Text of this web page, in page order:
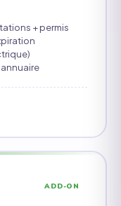
+ permis
annuaire
ADD-ON